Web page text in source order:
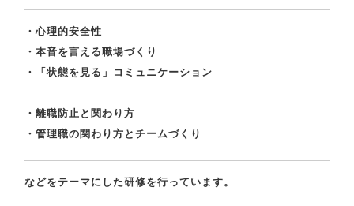
・心理的安全性
・本音を言える職場づくり
・「状態を見る」コミュニケーション
・離職防止と関わり方
・管理職の関わり方とチームづくり
などをテーマにした研修を行っています。